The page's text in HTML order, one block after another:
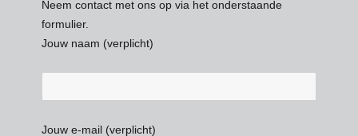
Neem contact met ons op via het onderstaande
formulier.
Jouw naam (verplicht)
Jouw e-mail (verplicht)